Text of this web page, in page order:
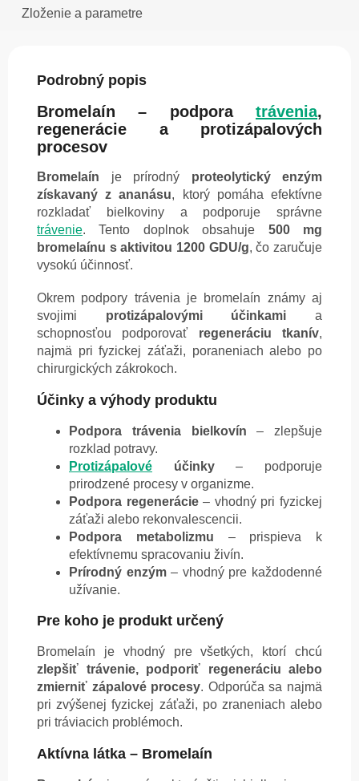
Zloženie a parametre
Podrobný popis
Bromelaín – podpora trávenia,
regenerácie a protizápalových
procesov
Bromelaín je prírodný proteolytický enzým
získavaný z ananásu, ktorý pomáha efektívne
rozkladať bielkoviny a podporuje správne
trávenie. Tento doplnok obsahuje 500 mg
bromelaínu s aktivitou 1200 GDU/g, čo zaručuje
vysokú účinnosť.
Okrem podpory trávenia je bromelaín známy aj
svojimi protizápalovými účinkami a
schopnosťou podporovať regeneráciu tkanív,
najmä pri fyzickej záťaži, poraneniach alebo po
chirurgických zákrokoch.
Účinky a výhody produktu
Podpora trávenia bielkovín – zlepšuje
rozklad potravy.
Protizápalové účinky– podporuje
prirodzené procesy v organizme.
Podpora regenerácie– vhodný pri fyzickej
záťaži alebo rekonvalescencii.
Podpora metabolizmu – prispieva k
efektívnemu spracovaniu živín.
Prírodný enzým– vhodný pre každodenné
užívanie.
Pre koho je produkt určený
Bromelaín je vhodný pre všetkých, ktorí chcú
zlepšiť trávenie, podporiť regeneráciu alebo
zmierniť zápalové procesy. Odporúča sa najmä
pri zvýšenej fyzickej záťaži, po zraneniach alebo
pri tráviacich problémoch.
Aktívna látka – Bromelaín